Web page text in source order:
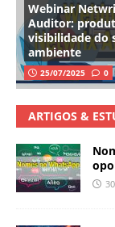
Webinar
Auditor:
visibilidade do
ambiente
25/07/2025 0
ARTIGOS &